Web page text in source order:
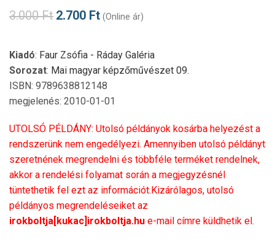
3.000Ft 2.700 Ft (Online ár)
Kiadó: Faur Zsófia - Ráday Galéria
Sorozat: Mai magyar képzőművészet 09.
ISBN: 9789638812148
megjelenés: 2010-01-01
UTOLSÓ PÉLDÁNY: Utolsó példányok kosárba helyezést a
rendszerünk nem engedélyezi. Amennyiben utolsó példányt
szeretnének megrendelni és többféle terméket rendelnek,
akkor a rendelési folyamat során a megjegyzésnél
tüntethetik fel ezt az információt.Kizárólagos, utolsó
példányos megrendeléseiket az
irokboltja[kukac]irokboltja.hu e-mail címre küldhetik el.